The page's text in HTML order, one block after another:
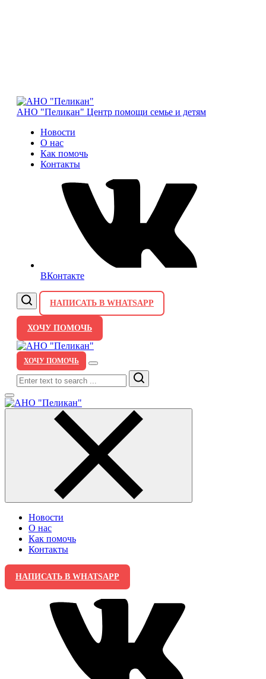
АНО "Пеликан" Центр помощи семье и детям
Новости
О нас
Как помочь
Контакты
ВКонтакте
НАПИСАТЬ В WHATSAPP
ХОЧУ ПОМОЧЬ
ХОЧУ ПОМОЧЬ
Search
Новости
О нас
Как помочь
Контакты
НАПИСАТЬ В WHATSAPP